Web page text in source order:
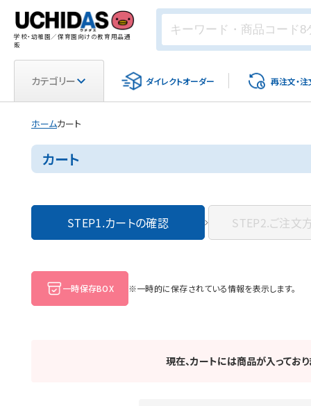
学校・幼稚園／保育園向けの教育用品通
販
カテゴリー ダイレクトオーダー 再注文・注
ホームカート
カート
STEP1.カートの確認 STEP2.ご注文
一時保存BOX ※一時的に保存されている情報を表示します。
現在、カートには商品が入ってお